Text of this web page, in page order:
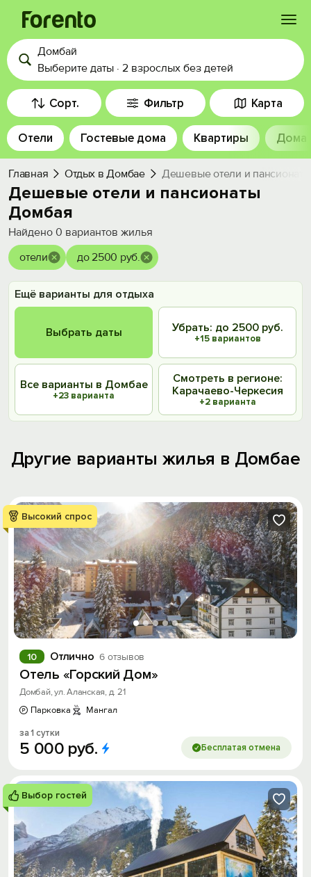
Войти
Избранное
История просмотра
Добавить свой объект
Домбай
Выберите даты · 2 взрослых без детей
Сорт. Фильтр Карта
Отели Гостевые дома Квартиры Дома
Главная Отдых в Домбае Дешевые отели и
Дешевые отели и пансионаты
Домбая
Найдено 0 вариантов жилья
отели
до 2500 руб.
Ещё варианты для отдыха
Выбрать даты Убрать: до 2500 руб.
+15 вариантов
Все варианты в Домбае
+23 варианта
Смотреть в регионе:
Карачаево-Черкесия
+2 варианта
Другие варианты жилья в Домбае
Высокий спрос
Отлично 6 отзывов
10
Отель «Горский Дом»
Домбай, ул. Аланская, д. 21
Парковка
Мангал
за 1 сутки
5 000 руб. Бесплатая отмена
Выбор гостей